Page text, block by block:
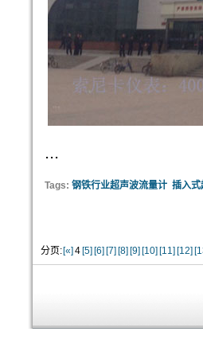
...
Tags: 钢铁行业超声波流量计 插入式
分页: [«] 4 [5] [6] [7] [8] [9] [10] [11] [12]